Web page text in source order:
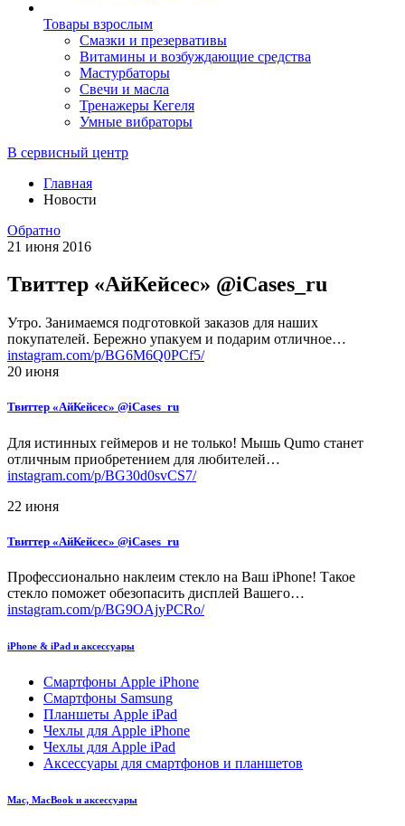
Товары взрослым
Смазки и презервативы
Витамины и возбуждающие средства
Мастурбаторы
Свечи и масла
Тренажеры Кегеля
Умные вибраторы
В сервисный центр
Главная
Новости
Обратно
21 июня 2016
Твиттер «АйКейсес» ‏@iCases_ru
Утро. Занимаемся подготовкой заказов для наших
покупателей. Бережно упакуем и подарим отличное…
instagram.com/p/BG6M6Q0PCf5/
20 июня
Твиттер «АйКейсес» ‏@iCases_ru
Для истинных геймеров и не только! Мышь Qumo станет
отличным приобретением для любителей…
instagram.com/p/BG30d0svCS7/
22 июня
Твиттер «АйКейсес» ‏@iCases_ru
Профессионально наклеим стекло на Ваш iPhone! Такое
стекло поможет обезопасить дисплей Вашего…
instagram.com/p/BG9OAjyPCRo/
iPhone & iPad и аксессуары
Смартфоны Apple iPhone
Смартфоны Samsung
Планшеты Apple iPad
Чехлы для Apple iPhone
Чехлы для Apple iPad
Аксессуары для смартфонов и планшетов
Mac, MacBook и аксессуары